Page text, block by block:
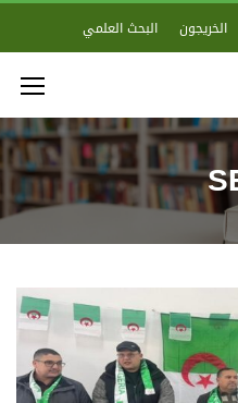
الخريجون البحث العلمي